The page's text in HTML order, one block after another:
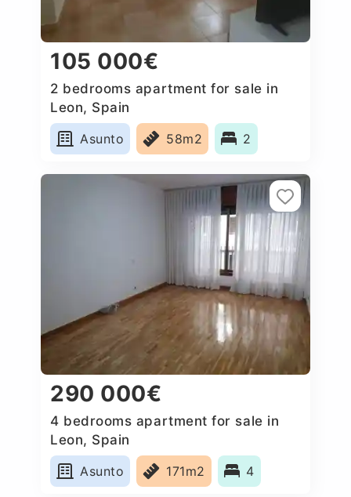
105 000€
2 bedrooms apartment for sale in
Leon, Spain
Asunto
58m2 2
290 000€
4 bedrooms apartment for sale in
Leon, Spain
Asunto
171m2 4